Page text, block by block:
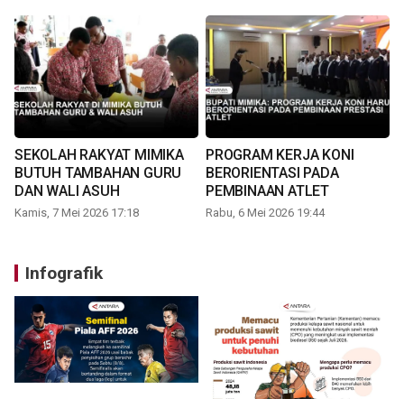
SEKOLAH RAKYAT MIMIKA
BUTUH TAMBAHAN GURU
DAN WALI ASUH
Kamis, 7 Mei 2026 17:18
PROGRAM KERJA KONI
BERORIENTASI PADA
PEMBINAAN ATLET
Rabu, 6 Mei 2026 19:44
Infografik